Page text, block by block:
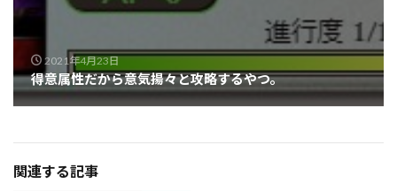
2021年4月23日
得意属性だから意気揚々と攻略するやつ。
関連する記事